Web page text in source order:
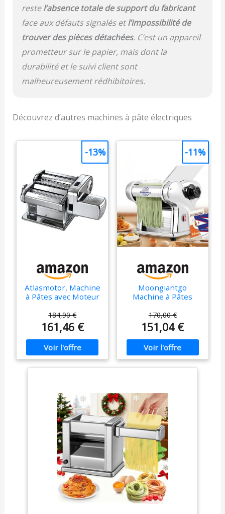
restel’absence totale de support du fabricant
face aux défauts signalés etl’impossibilité de
trouver des pièces détachées. C’est un appareil
prometteur sur le papier, mais dont la
durabilité et le suivi client sont
malheureusement rédhibitoires.
Découvrez d’autres machines à pâte électriques
Atlasmotor, Machine
à Pâtes avec Moteur
184,90 €
161,46 €
-13%
Moongiantgo
Machine à Pâtes
Fraiche Machine,
Acier Inoxydable,
Avec Lames de
1,5mm et 4mm,
Réglage de 9
Épaisseurs 0.3mm-
3mm, pour
Tagliolini, Raviolis
170,00 €
151,04 €
-11%